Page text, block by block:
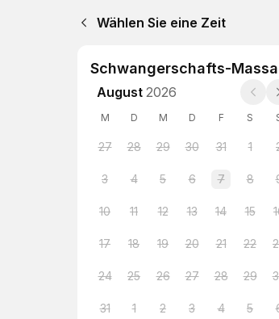
Wählen Sie eine Zeit
Schwangerschafts-
August 2026
M D M D F S
27 28 29 30 31 1
3 4 5 6 7 8
10 11 12 13 14 15
17 18 19 20 21 22
24 25 26 27 28 29
31 1 2 3 4 5